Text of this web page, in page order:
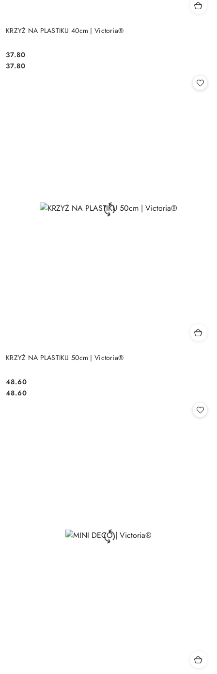
KRZYŻ NA PLASTIKU 40cm | Victoria®
Cena:
37.80
Cena:
37.80
KRZYŻ NA PLASTIKU 50cm | Victoria®
Cena:
48.60
Cena:
48.60